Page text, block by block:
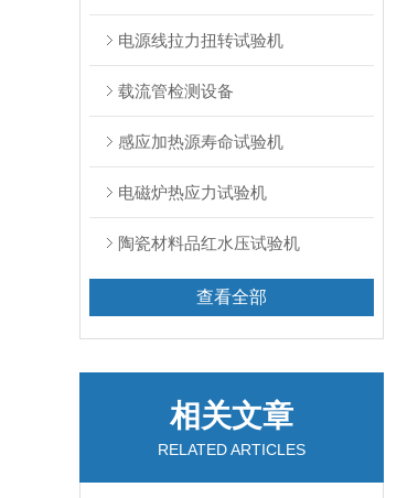
电源线拉力扭转试验机
载流管检测设备
感应加热源寿命试验机
电磁炉热应力试验机
陶瓷材料品红水压试验机
查看全部
相关文章
RELATED ARTICLES